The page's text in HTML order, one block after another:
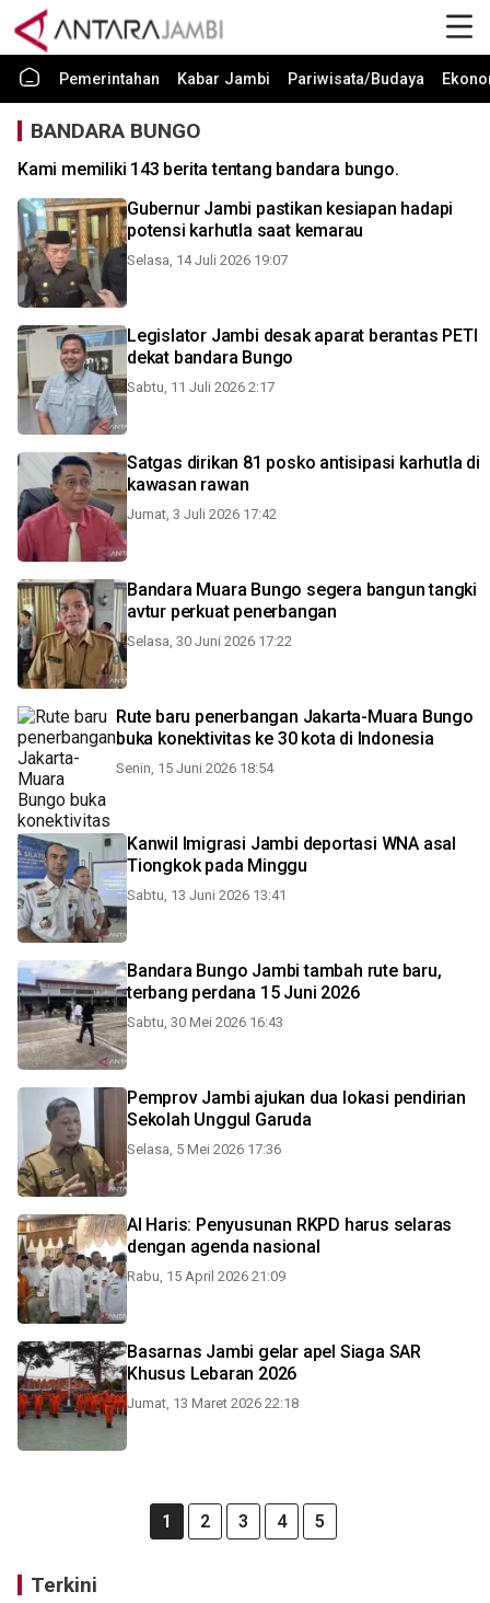
Pemerintahan Kabar Jambi Pariwisata/Budaya
BANDARA BUNGO
Kami memiliki 143 berita tentang bandara bungo.
Gubernur Jambi pastikan kesiapan hadapi
potensi karhutla saat kemarau
Selasa, 14 Juli 2026 19:07
Legislator Jambi desak aparat berantas PETI
dekat bandara Bungo
Sabtu, 11 Juli 2026 2:17
Satgas dirikan 81 posko antisipasi karhutla di
kawasan rawan
Jumat, 3 Juli 2026 17:42
Bandara Muara Bungo segera bangun tangki
avtur perkuat penerbangan
Selasa, 30 Juni 2026 17:22
Rute baru penerbangan Jakarta-Muara Bungo
buka konektivitas ke 30 kota di Indonesia
Senin, 15 Juni 2026 18:54
Kanwil Imigrasi Jambi deportasi WNA asal
Tiongkok pada Minggu
Sabtu, 13 Juni 2026 13:41
Bandara Bungo Jambi tambah rute baru,
terbang perdana 15 Juni 2026
Sabtu, 30 Mei 2026 16:43
Pemprov Jambi ajukan dua lokasi pendirian
Sekolah Unggul Garuda
Selasa, 5 Mei 2026 17:36
Al Haris: Penyusunan RKPD harus selaras
dengan agenda nasional
Rabu, 15 April 2026 21:09
Basarnas Jambi gelar apel Siaga SAR
Khusus Lebaran 2026
Jumat, 13 Maret 2026 22:18
1 2 3 4 5
Terkini